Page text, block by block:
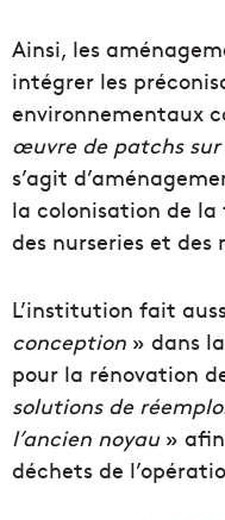
Ainsi, les
intégrer les
environnementaux
œuvre de patchs sur
s’agit
la colonisation de
des nurseries et des
L’institution fait
conception » dans
pour la rénovation
solutions de
l’ancien noyau» afin
déchets de